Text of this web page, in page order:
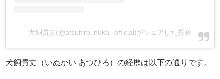
犬飼貴丈(@atsuhiro.inukai_official)がシェアした投稿
犬飼貴丈（いぬかい あつひろ）の経歴は以下の通りです。